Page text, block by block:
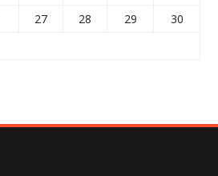
27 28 29
30